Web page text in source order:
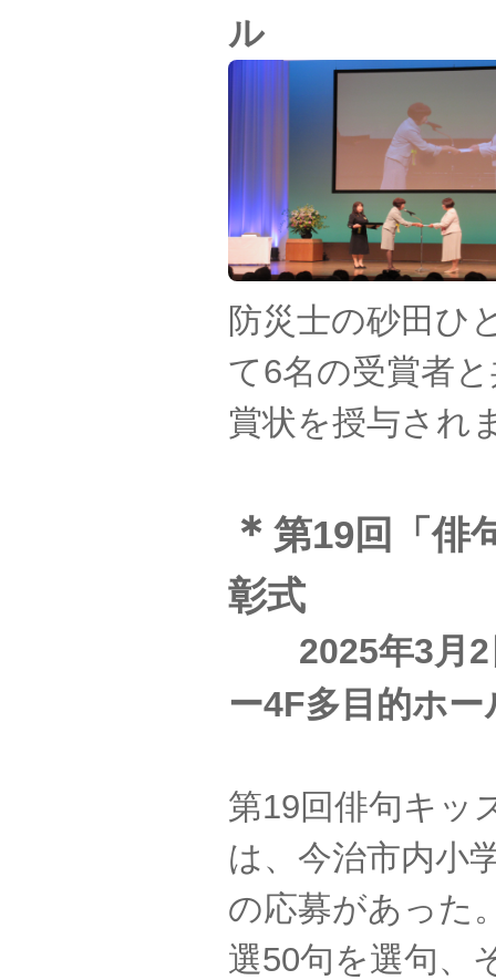
ル
防災士の砂田ひ
て6名の受賞者
賞状を授与され
＊ 第19回「俳
彰式
2025年3月
ー4F多目的ホー
第19回俳句キッ
は、今治市内小
の応募があった
選50句を選句、